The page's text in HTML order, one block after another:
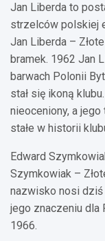
Jan Liberda to
strzelców polskiej
Jan Liberda –
bramek. 1962 Jan
barwach Polonii
stał się ikoną
nieoceniony, a
stałe w historii
Edward
Szymkowiak –
nazwisko nosi dziś
jego znaczeniu dla
1966.